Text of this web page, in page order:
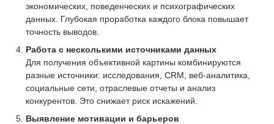
экономических, поведенческих и психографических
данных. Глубокая проработка каждого блока повышает
точность выводов.
Работа с несколькими источниками данных
Для получения объективной картины комбинируются
разные источники: исследования, CRM, веб-аналитика,
социальные сети, отраслевые отчеты и анализ
конкурентов. Это снижает риск искажений.
Выявление мотивации и барьеров